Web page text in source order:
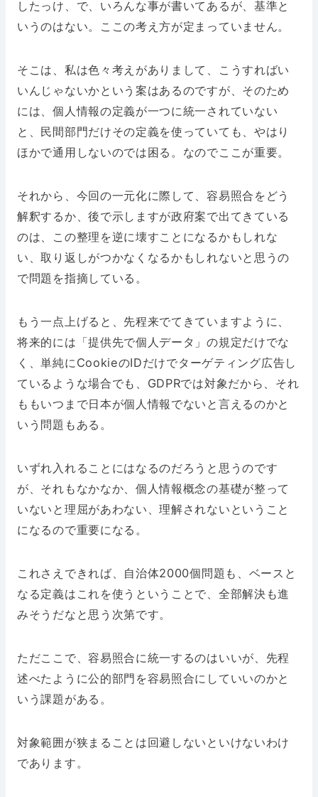
したっけ、で、いろんな事が書いてあるが、基準と
いうのはない。ここの考え方が定まっていません。
そこは、私は色々考えがありまして、こうすればい
いんじゃないかという案はあるのですが、そのため
には、個人情報の定義が一つに統一されていない
と、民間部門だけその定義を使っていても、やはり
ほかで通用しないのでは困る。なのでここが重要。
それから、今回の一元化に際して、容易照合をどう
解釈するか、後で示しますが政府案で出てきている
のは、この整理を逆に壊すことになるかもしれな
い、取り返しがつかなくなるかもしれないと思うの
で問題を指摘している。
もう一点上げると、先程来でてきていますように、
将来的には「提供先で個人データ」の規定だけでな
く、単純にCookieのIDだけでターゲティング広告し
ているような場合でも、GDPRでは対象だから、それ
ももいつまで日本が個人情報でないと言えるのかと
いう問題もある。
いずれ入れることにはなるのだろうと思うのです
が、それもなかなか、個人情報概念の基礎が整って
いないと理屈があわない、理解されないということ
になるので重要になる。
これさえできれば、自治体2000個問題も、ベースと
なる定義はこれを使うということで、全部解決も進
みそうだなと思う次第です。
ただここで、容易照合に統一するのはいいが、先程
述べたように公的部門を容易照合にしていいのかと
いう課題がある。
対象範囲が狭まることは回避しないといけないわけ
であります。